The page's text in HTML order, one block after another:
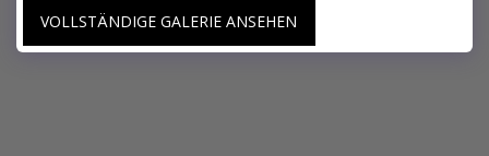
VOLLSTÄNDIGE GALERIE ANSEHEN